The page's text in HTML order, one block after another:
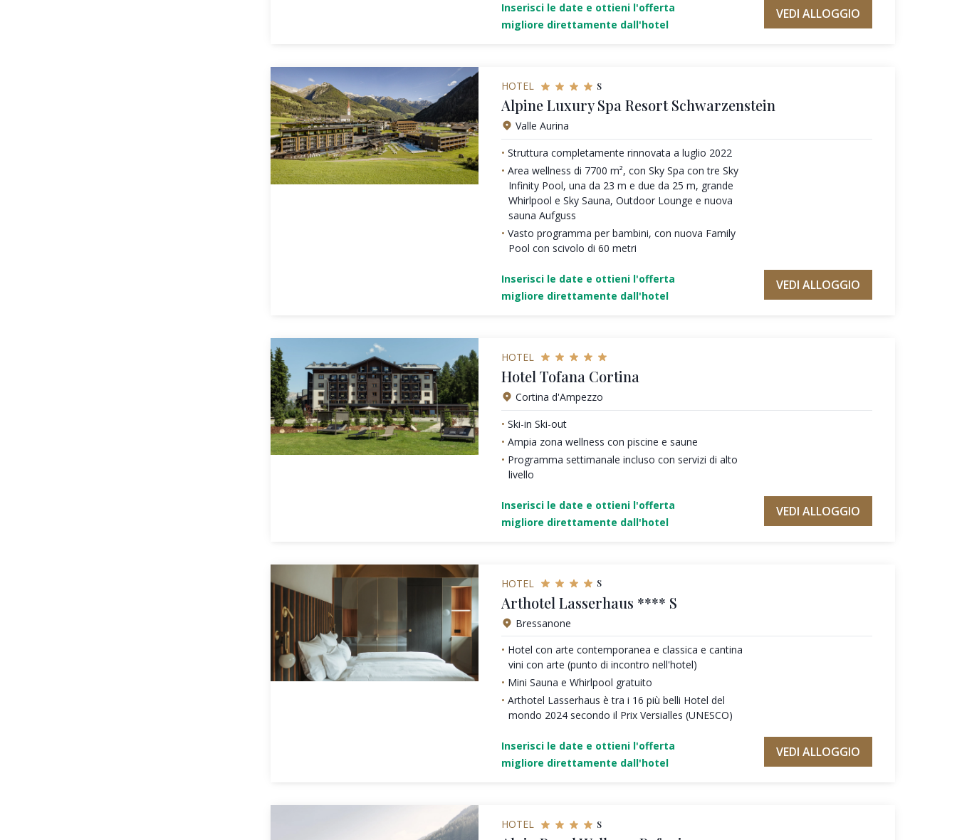
Inserisci le date e ottieni l'offerta
migliore direttamente dall'hotel
VEDI ALLOGGIO
HOTEL s
Alpine Luxury Spa Resort Schwarzenstein
Valle Aurina
Struttura completamente rinnovata a luglio 2022
Area wellness di 7700 m², con Sky Spa con tre Sky
Infinity Pool, una da 23 m e due da 25 m, grande
Whirlpool e Sky Sauna, Outdoor Lounge e nuova
sauna Aufguss
Vasto programma per bambini, con nuova Family
Pool con scivolo di 60 metri
Inserisci le date e ottieni l'offerta
migliore direttamente dall'hotel
VEDI ALLOGGIO
HOTEL
Hotel Tofana Cortina
Cortina d'Ampezzo
Ski-in Ski-out
Ampia zona wellness con piscine e saune
Programma settimanale incluso con servizi di alto
livello
Inserisci le date e ottieni l'offerta
migliore direttamente dall'hotel
VEDI ALLOGGIO
HOTEL s
Arthotel Lasserhaus **** S
Bressanone
Hotel con arte contemporanea e classica e cantina
vini con arte (punto di incontro nell'hotel)
Mini Sauna e Whirlpool gratuito
Arthotel Lasserhaus è tra i 16 più belli Hotel del
mondo 2024 secondo il Prix Versialles (UNESCO)
Inserisci le date e ottieni l'offerta
migliore direttamente dall'hotel
VEDI ALLOGGIO
HOTEL s